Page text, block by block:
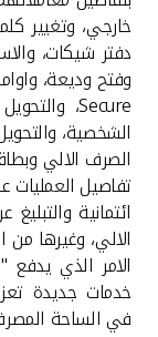
ماليزيا
تركيا
مصر
المملكة
مملكة
خارجي، وتغيير
دفتر شيكات،
وفتح وديعة،
Secure،
الشخصية،
الصرف الالي
تفاصيل العمليات
ائتمانية
الالي، وغيرها
الامر الذي يدفع
خدمات جديدة
في الساحة